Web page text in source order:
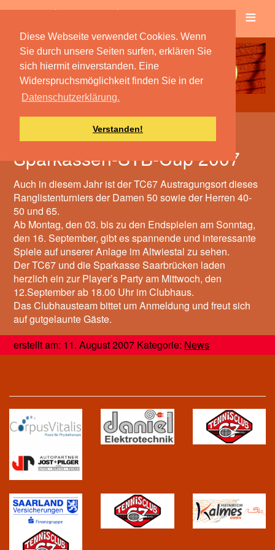
Diese Webseite verwendet Cookies. Wenn
Sie durch unsere Seiten surfen, erklären Sie
sich hiermit einverstanden. Eine
Widerspruchsmöglichkeit finden Sie in der
Datenschutzerklärung.
Verstanden!
≡
8. Quierschieder Open
Sparkassen-STB-Cup 2007
Auch in diesem Jahr ist der TC67 Austragungsort dieses
Ranglistenturniers der Damen 50 sowie der Herren 40-
50 und 65.
Ab Montag, den 03. bis zu den Endspielen am Sonntag,
den 16. September, gibt es spannende und interessante
Spiele auf unserer Anlage im Altwiestal zu sehen.
Der TC67 und die Sparkasse Saarbrücken laden
herzlich ein zur Player’s Party am Mittwoch, den
12.September ab 18.00 Uhr im Clubhaus.
Das Clubhausteam bittet um Anmeldung und freut sich
auf gutgelaunte Gäste.
erstellt am: 11. August 2007 Kategorie: News